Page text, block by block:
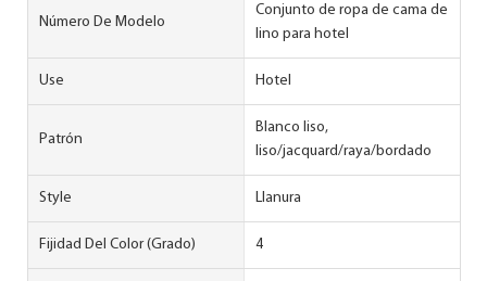
Número De Modelo
Conjunto de ropa de cama de
lino para hotel
Use Hotel
Patrón
Blanco liso,
liso/jacquard/raya/bordado
Style Llanura
Fijidad Del Color (grado) 4